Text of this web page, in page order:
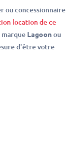
ou concessionnaire
location de ce
marque Lagoonou
d'être votre